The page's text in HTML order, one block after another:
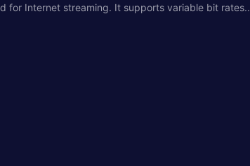
for Internet streaming. It supports variable bit rates..